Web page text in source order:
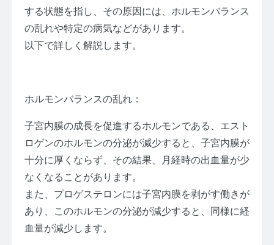
する状態を指し、その原因には、ホルモンバランス
の乱れや特定の病気などがあります。
以下で詳しく解説します。
ホルモンバランスの乱れ：
子宮内膜の成長を促進するホルモンである、エスト
ロゲンのホルモンの分泌が減少すると、子宮内膜が
十分に厚くならず、その結果、月経時の出血量が少
なくなることがあります。
また、プロゲステロンには子宮内膜を剥がす働きが
あり、このホルモンの分泌が減少すると、同様に経
血量が減少します。